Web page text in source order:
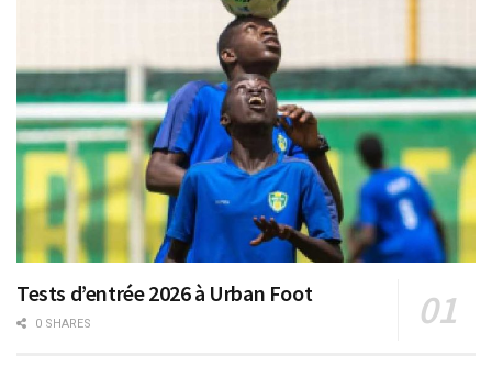
Tests d’entrée 2026 à Urban Foot
0 SHARES